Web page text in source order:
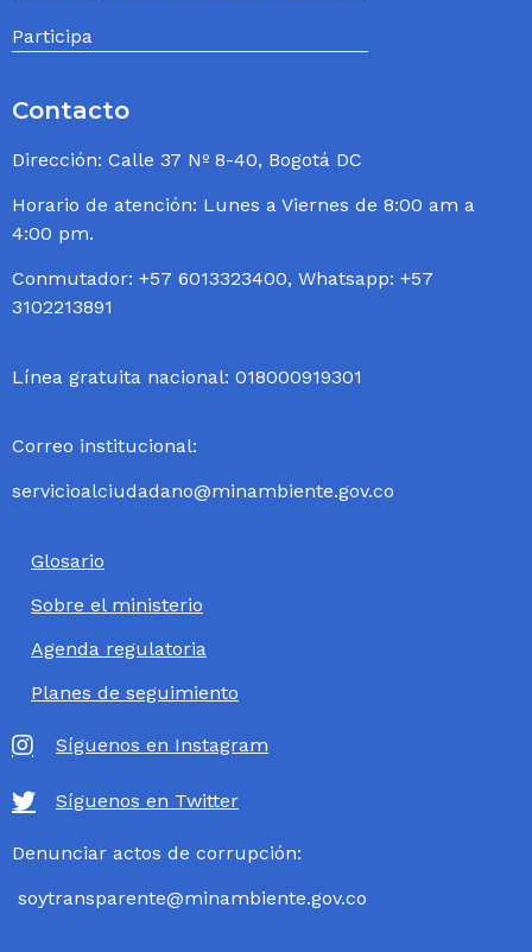
Participa
Contacto
Dirección: Calle 37 Nº 8-40, Bogotá DC
Horario de atención: Lunes a Viernes de 8:00 am a
4:00 pm.
Conmutador: +57 6013323400, Whatsapp: +57
3102213891
Línea gratuita nacional: 018000919301
Correo institucional:
servicioalciudadano@minambiente.gov.co
Glosario
Sobre el ministerio
Agenda regulatoria
Planes de seguimiento
Síguenos en Instagram
Síguenos en Twitter
Denunciar actos de corrupción:
soytransparente@minambiente.gov.co